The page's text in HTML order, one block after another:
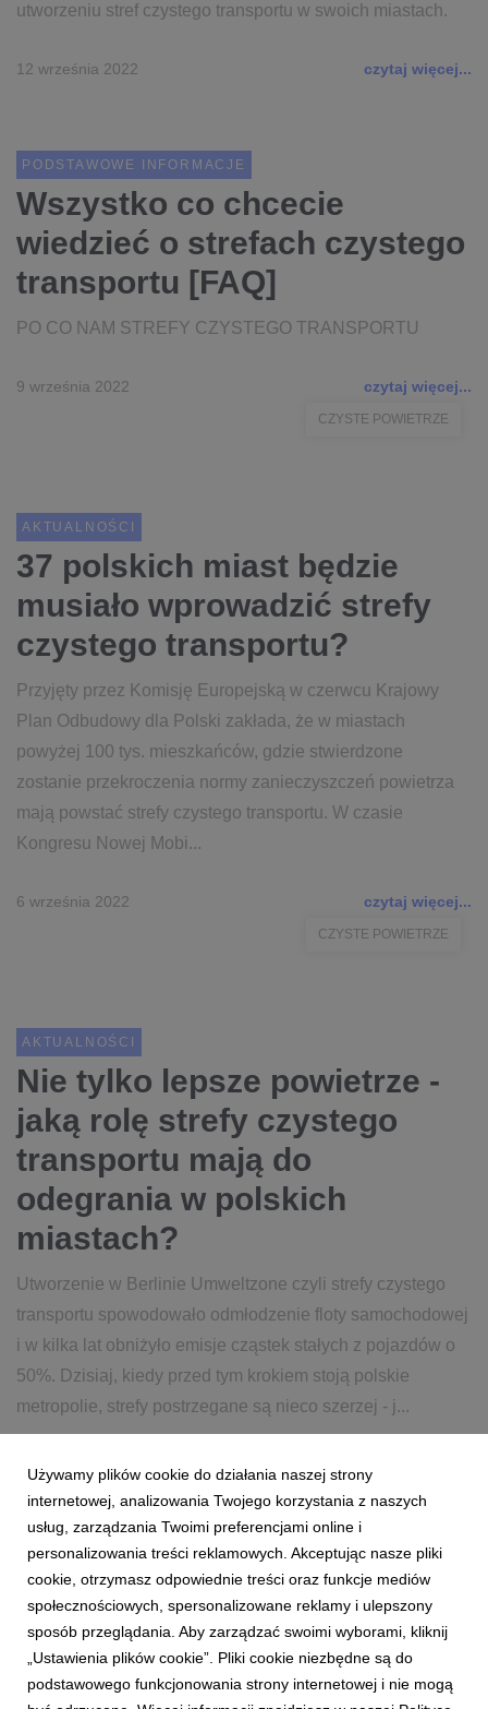
utworzeniu stref czystego transportu w swoich miastach.
12 września 2022 czytaj więcej...
PODSTAWOWE INFORMACJE
Wszystko co chcecie
wiedzieć o strefach czystego
transportu [FAQ]
PO CO NAM STREFY CZYSTEGO TRANSPORTU
9 września 2022 czytaj więcej...
CZYSTE POWIETRZE
AKTUALNOŚCI
37 polskich miast będzie
musiało wprowadzić strefy
czystego transportu?
Przyjęty przez Komisję Europejską w czerwcu Krajowy
Plan Odbudowy dla Polski zakłada, że w miastach
powyżej 100 tys. mieszkańców, gdzie stwierdzone
zostanie przekroczenia normy zanieczyszczeń powietrza
mają powstać strefy czystego transportu. W czasie
Kongresu Nowej Mobi...
6 września 2022 czytaj więcej...
CZYSTE POWIETRZE
AKTUALNOŚCI
Nie tylko lepsze powietrze -
jaką rolę strefy czystego
transportu mają do
odegrania w polskich
miastach?
Utworzenie w Berlinie Umweltzone czyli strefy czystego
transportu spowodowało odmłodzenie floty samochodowej
i w kilka lat obniżyło emisje cząstek stałych z pojazdów o
50%. Dzisiaj, kiedy przed tym krokiem stoją polskie
metropolie, strefy postrzegane są nieco szerzej - j...
24 sierpnia 2022
CZYSTE POWIETRZE
Używamy plików cookie do działania naszej strony
internetowej, analizowania Twojego korzystania z naszych
usług, zarządzania Twoimi preferencjami online i
personalizowania treści reklamowych. Akceptując nasze pliki
cookie, otrzymasz odpowiednie treści oraz funkcje mediów
społecznościowych, spersonalizowane reklamy i ulepszony
sposób przeglądania. Aby zarządzać swoimi wyborami, kliknij
„Ustawienia plików cookie”. Pliki cookie niezbędne są do
podstawowego funkcjonowania strony internetowej i nie mogą